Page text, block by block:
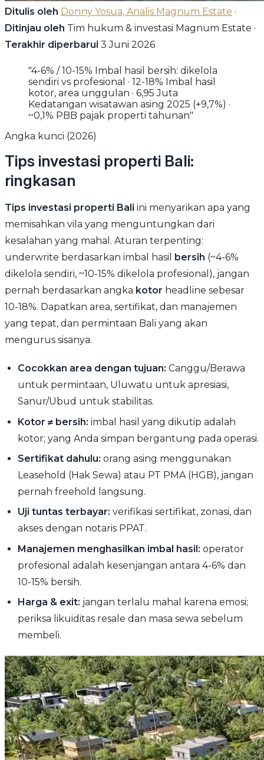
Ditulis oleh Donny Yosua, Analis Magnum Estate ·
Ditinjau oleh Tim hukum & investasi Magnum Estate ·
Terakhir diperbarui 3 Juni 2026
"4-6% / 10-15% Imbal hasil bersih: dikelola
sendiri vs profesional · 12-18% Imbal hasil
kotor, area unggulan · 6,95 Juta
Kedatangan wisatawan asing 2025 (+9,7%) ·
~0,1% PBB pajak properti tahunan"
Angka kunci (2026)
Tips investasi properti Bali:
ringkasan
Tips investasi properti Bali ini menyarikan apa yang
memisahkan vila yang menguntungkan dari
kesalahan yang mahal. Aturan terpenting:
underwrite berdasarkan imbal hasil bersih (~4-6%
dikelola sendiri, ~10-15% dikelola profesional), jangan
pernah berdasarkan angka kotor headline sebesar
10-18%. Dapatkan area, sertifikat, dan manajemen
yang tepat, dan permintaan Bali yang akan
mengurus sisanya.
Cocokkan area dengan tujuan: Canggu/Berawa
untuk permintaan, Uluwatu untuk apresiasi,
Sanur/Ubud untuk stabilitas.
Kotor ≠ bersih: imbal hasil yang dikutip adalah
kotor; yang Anda simpan bergantung pada operasi.
Sertifikat dahulu: orang asing menggunakan
Leasehold (Hak Sewa) atau PT PMA (HGB), jangan
pernah freehold langsung.
Uji tuntas terbayar: verifikasi sertifikat, zonasi, dan
akses dengan notaris PPAT.
Manajemen menghasilkan imbal hasil: operator
profesional adalah kesenjangan antara 4-6% dan
10-15% bersih.
Harga & exit: jangan terlalu mahal karena emosi;
periksa likuiditas resale dan masa sewa sebelum
membeli.